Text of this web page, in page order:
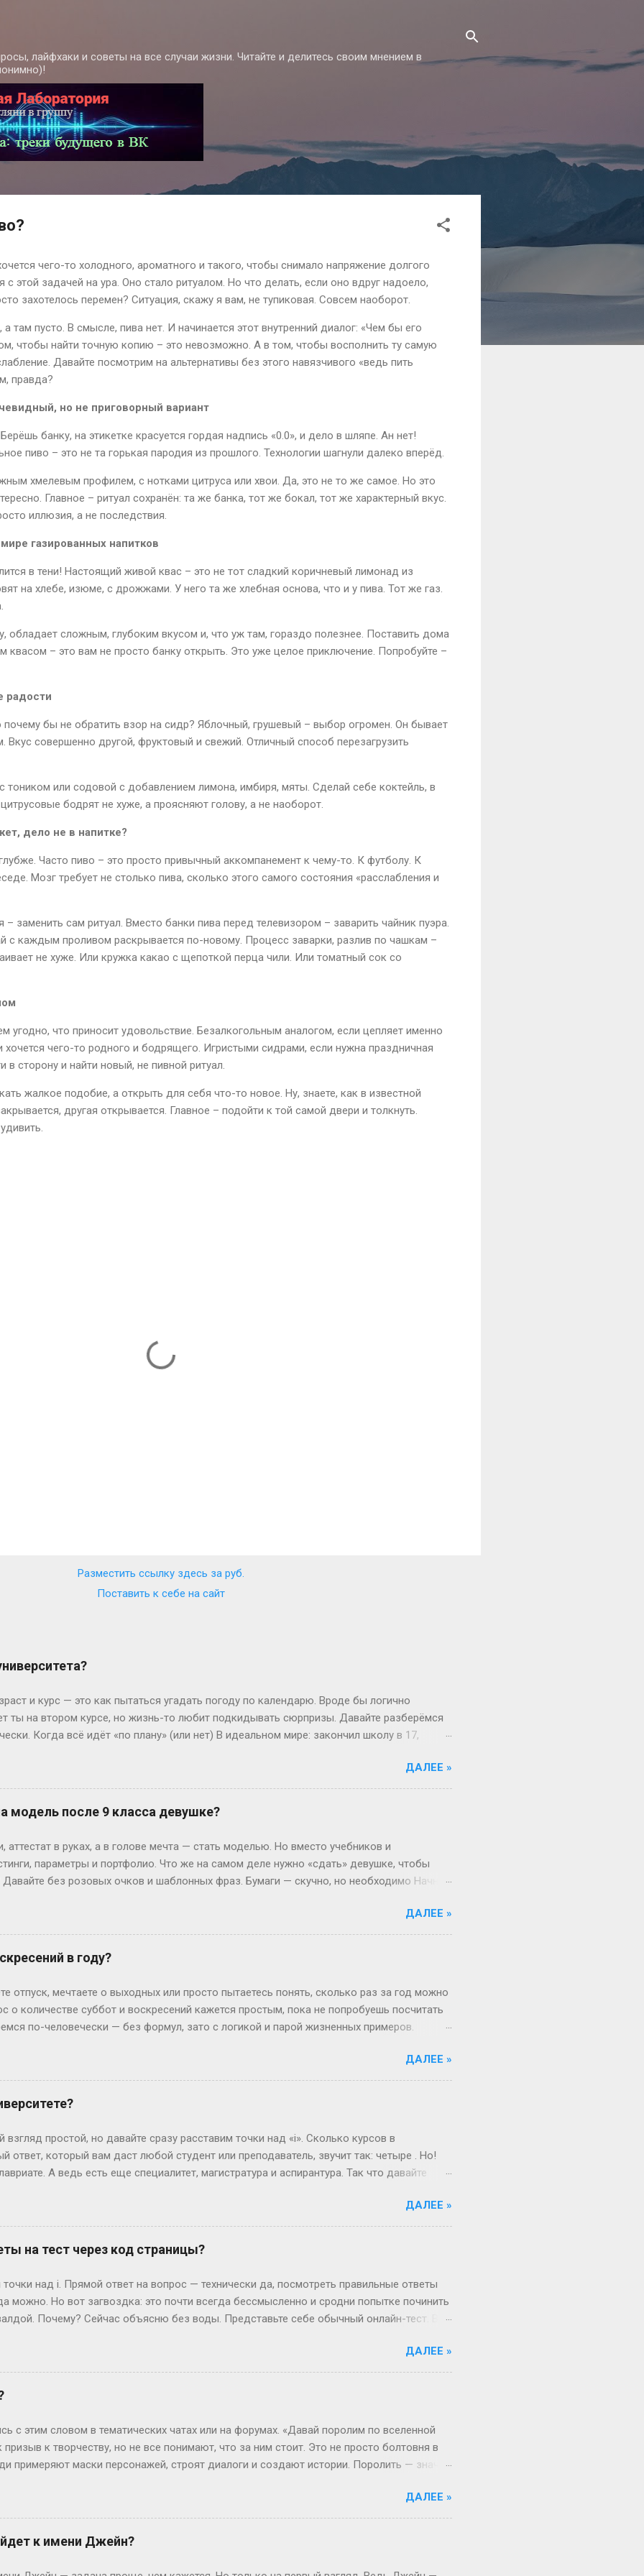
лайфхаки и советы на все случаи жизни. Читайте и делитесь своим мнением в
чего-то холодного, ароматного и такого, чтобы снимало напряжение долгого
с этой задачей на ура. Оно стало ритуалом. Но что делать, если оно вдруг надоело,
захотелось перемен? Ситуация, скажу я вам, не тупиковая. Совсем наоборот.
там пусто. В смысле, пива нет. И начинается этот внутренний диалог: «Чем бы его
чтобы найти точную копию – это невозможно. А в том, чтобы восполнить ту самую
Давайте посмотрим на альтернативы без этого навязчивого «ведь пить
правда?
но не приговорный вариант
банку, на этикетке красуется гордая надпись «0.0», и дело в шляпе. Ан нет!
пиво – это не та горькая пародия из прошлого. Технологии шагнули далеко вперёд.
хмелевым профилем, с нотками цитруса или хвои. Да, это не то же самое. Но это
Главное – ритуал сохранён: та же банка, тот же бокал, тот же характерный вкус.
иллюзия, а не последствия.
газированных напитков
в тени! Настоящий живой квас – это не тот сладкий коричневый лимонад из
на хлебе, изюме, с дрожжами. У него та же хлебная основа, что и у пива. Тот же газ.
обладает сложным, глубоким вкусом и, что уж там, гораздо полезнее. Поставить дома
квасом – это вам не просто банку открыть. Это уже целое приключение. Попробуйте –
радости
почему бы не обратить взор на сидр? Яблочный, грушевый – выбор огромен. Он бывает
Вкус совершенно другой, фруктовый и свежий. Отличный способ перезагрузить
тоником или содовой с добавлением лимона, имбиря, мяты. Сделай себе коктейль, в
бодрят не хуже, а проясняют голову, а не наоборот.
дело не в напитке?
Часто пиво – это просто привычный аккомпанемент к чему-то. К футболу. К
Мозг требует не столько пива, сколько этого самого состояния «расслабления и
заменить сам ритуал. Вместо банки пива перед телевизором – заварить чайник пуэра.
с каждым проливом раскрывается по-новому. Процесс заварки, разлив по чашкам –
не хуже. Или кружка какао с щепоткой перца чили. Или томатный сок со
угодно, что приносит удовольствие. Безалкогольным аналогом, если цепляет именно
хочется чего-то родного и бодрящего. Игристыми сидрами, если нужна праздничная
в сторону и найти новый, не пивной ритуал.
жалкое подобие, а открыть для себя что-то новое. Ну, знаете, как в известной
другая открывается. Главное – подойти к той самой двери и толкнуть.
Разместить ссылку здесь за руб.
Поставить к себе на сайт
и курс — это как пытаться угадать погоду по календарю. Вроде бы логично
ты на втором курсе, но жизнь-то любит подкидывать сюрпризы. Давайте разберёмся
Когда всё идёт «по плану» (или нет) В идеальном мире: закончил школу в 17,
отучился год, ушёл в армию, вернулся — и теперь он первокурсник в 19, а
Или Мария из Испании: взяла gap year, работала в хостеле на Бали, а теперь
пока её ровесники пишут курсовые. Кстати, в Германии вообще 13 классов в
обидно: тебе 19, а ты только получил школьный аттестат. Зато в Японии некоторые уже
техникум и вовсю работают. Академы, переводы и прочие зигзаги Бывает, жизнь
Иван с первого к...
ДАЛЕЕ »
модель после 9 класса девушке?
аттестат в руках, а в голове мечта — стать моделью. Но вместо учебников и
параметры и портфолио. Что же на самом деле нужно «сдать» девушке, чтобы
Давайте без розовых очков и шаблонных фраз. Бумаги — скучно, но необходимо Начнём
паспорт (или свидетельство о рождении), справка от врача, что здоровье
И да, если тебе нет 18, подпись родителей — как билет в этот мир. Но это всё
испытания — впереди. Рост, вес и другие цифры: где правда, а где мифы? «Ты должна
— эту фразу слышат все. Но давай честно: индустрия меняется. Да, для
60 кг и при этом выг...
ДАЛЕЕ »
в году?
отпуск, мечтаете о выходных или просто пытаетесь понять, сколько раз за год можно
о количестве суббот и воскресений кажется простым, пока не попробуешь посчитать
по-человечески — без формул, зато с логикой и парой жизненных примеров.
воскресений выходит по 52 штуки. Но тут же мозг вопрошает: «А куда делся тот самый
он прицепляется к следующему году, сдвигая старт. Например, если 1 января —
год начнется со вторника. Вот и вся магия. А если год високосный? Тут уже веселее
52 недели и 2 дня «сверху». Теперь вопрос: могут ли эти два дня оказаться
везёт нечасто...
ДАЛЕЕ »
простой, но давайте сразу расставим точки над «i». Сколько курсов в
ответ, который вам даст любой студент или преподаватель, звучит так: четыре . Но!
А ведь есть еще специалитет, магистратура и аспирантура. Так что давайте
бакалавриат Представьте себе обычного парня, который поступил после школы.
науки? Четыре года. Это четыре курса: первый – самый веселый и страшный,
– экватор, и четвертый – финишная прямая с дипломом. Вот так работает
образования в России. Четыре года пролетают как один миг, поверьте! А если
сотрудники спецслужб. Для них существуе...
ДАЛЕЕ »
на тест через код страницы?
над i. Прямой ответ на вопрос — технически да, посмотреть правильные ответы
можно. Но вот загвоздка: это почти всегда бессмысленно и сродни попытке починить
Почему? Сейчас объясню без воды. Представьте себе обычный онлайн-тест. Вы
данные — ваши ответы и, гипотетически, правильные варианты. Однако, и это
сайты редко хранят что-то ценное прямо в HTML, который вы видите, открыв
ответы? Вот и нет их там! Во всяком случае, в том виде, в каком хотелось бы.
сайтов, ответы можно было случайно напасть в HTML-коде. Сегодня всё иначе.
(ваши вопросы и ...
ДАЛЕЕ »
с этим словом в тематических чатах или на форумах. «Давай поролим по вселенной
к творчеству, но не все понимают, что за ним стоит. Это не просто болтовня в
примеряют маски персонажей, строят диалоги и создают истории. Поролить — значит
— производное от «ролевить», которое, в свою очередь, выросло из субкультуры
игры ассоциировались с настолками или живыми действиями в лесу, то теперь
пространство. «По-» здесь — как приставка действия: не просто играть, а активно
сюжет в реальном времени. Интересно, что пороление стало популярным в эпоху,
навыков. Казалось бы, парадокс: чтобы «ничего не делать» (с точки зрения
ДАЛЕЕ »
к имени Джейн?